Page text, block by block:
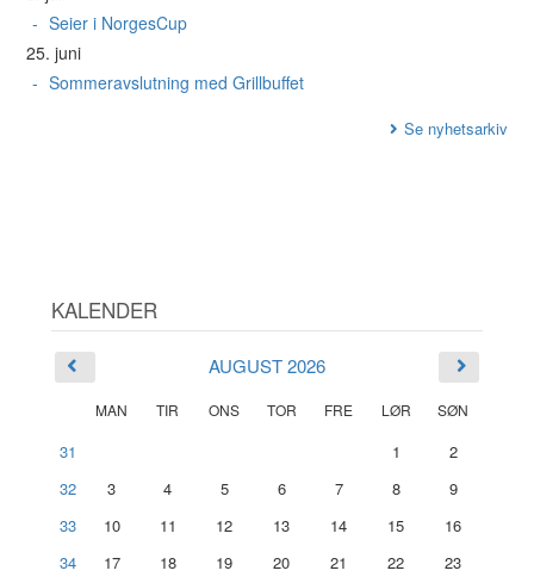
Seier i NorgesCup
25. juni
Sommeravslutning med Grillbuffet
Se nyhetsarkiv
KALENDER
AUGUST 2026
MAN TIR ONS TOR FRE LØR SØN
31 1
2
32
3 4 5 6 7 8
9
33
10 11 12 13 14 15
16
34
17 18 19 20 21 22
23